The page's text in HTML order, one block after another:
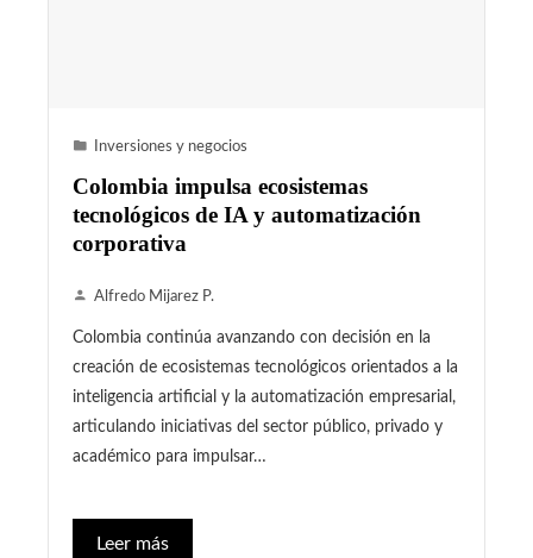
Inversiones y negocios
Colombia impulsa ecosistemas
tecnológicos de IA y automatización
corporativa
Alfredo Mijarez P.
Colombia continúa avanzando con decisión en la
creación de ecosistemas tecnológicos orientados a la
inteligencia artificial y la automatización empresarial,
articulando iniciativas del sector público, privado y
académico para impulsar…
Leer más